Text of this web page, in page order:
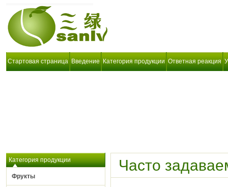
Стартовая страница Введение Категория продукции Ответная реакция
Категория продукции
Фрукты
Часто